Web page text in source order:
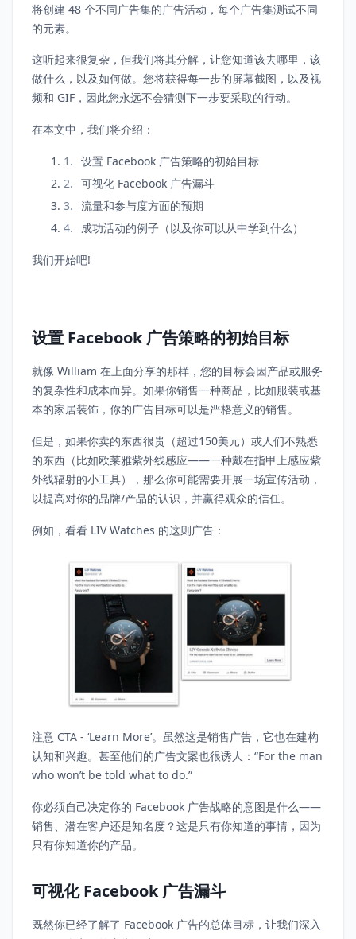
将创建 48 个不同广告集的广告活动，每个广告集测试不同
的元素。
这听起来很复杂，但我们将其分解，让您知道该去哪里，该
做什么，以及如何做。您将获得每一步的屏幕截图，以及视
频和 GIF，因此您永远不会猜测下一步要采取的行动。
在本文中，我们将介绍：
设置 Facebook 广告策略的初始目标
可视化 Facebook 广告漏斗
流量和参与度方面的预期
成功活动的例子（以及你可以从中学到什么）
我们开始吧!
设置 Facebook 广告策略的初始目标
就像 William 在上面分享的那样，您的目标会因产品或服务
的复杂性和成本而异。如果你销售一种商品，比如服装或基
本的家居装饰，你的广告目标可以是严格意义的销售。
但是，如果你卖的东西很贵（超过150美元）或人们不熟悉
的东西（比如欧莱雅紫外线感应——一种戴在指甲上感应紫
外线辐射的小工具），那么你可能需要开展一场宣传活动，
以提高对你的品牌/产品的认识，并赢得观众的信任。
例如，看看 LIV Watches 的这则广告：
注意 CTA - ‘Learn More’。虽然这是销售广告，它也在建构
认知和兴趣。甚至他们的广告文案也很诱人：“For the man
who won’t be told what to do.”
你必须自己决定你的 Facebook 广告战略的意图是什么——
销售、潜在客户还是知名度？这是只有你知道的事情，因为
只有你知道你的产品。
可视化 Facebook 广告漏斗
既然你已经了解了 Facebook 广告的总体目标，让我们深入